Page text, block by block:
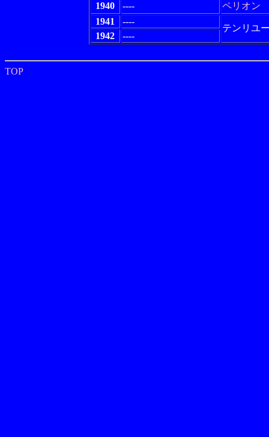
1940
----
ペリオン
1941
----
テンリユ
1942 ----
TOP